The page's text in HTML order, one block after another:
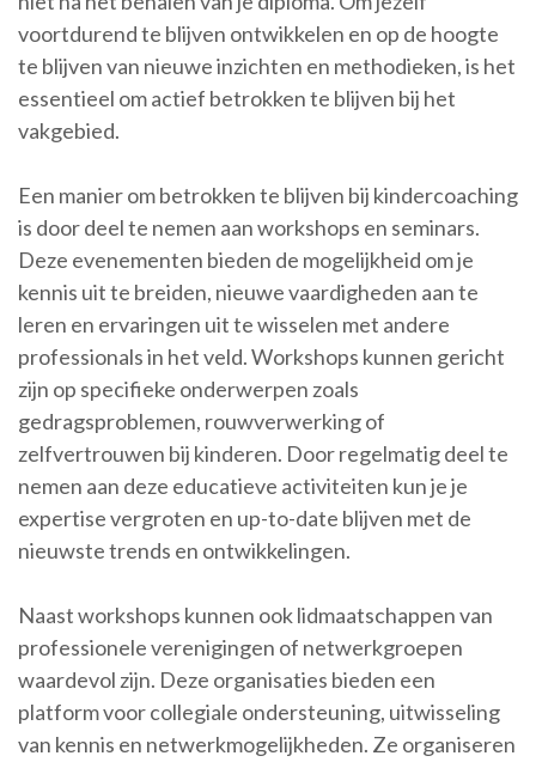
voortdurend te blijven ontwikkelen en op de hoogte
te blijven van nieuwe inzichten en methodieken, is het
essentieel om actief betrokken te blijven bij het
vakgebied.
Een manier om betrokken te blijven bij kindercoaching
is door deel te nemen aan workshops en seminars.
Deze evenementen bieden de mogelijkheid om je
kennis uit te breiden, nieuwe vaardigheden aan te
leren en ervaringen uit te wisselen met andere
professionals in het veld. Workshops kunnen gericht
zijn op specifieke onderwerpen zoals
gedragsproblemen, rouwverwerking of
zelfvertrouwen bij kinderen. Door regelmatig deel te
nemen aan deze educatieve activiteiten kun je je
expertise vergroten en up-to-date blijven met de
nieuwste trends en ontwikkelingen.
Naast workshops kunnen ook lidmaatschappen van
professionele verenigingen of netwerkgroepen
waardevol zijn. Deze organisaties bieden een
platform voor collegiale ondersteuning, uitwisseling
van kennis en netwerkmogelijkheden. Ze organiseren